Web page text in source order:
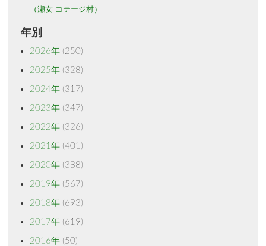
（瀬女 コテージ村）
年別
2026年(250)
2025年(328)
2024年(317)
2023年(347)
2022年(326)
2021年(401)
2020年(388)
2019年(567)
2018年(693)
2017年(619)
2016年(50)